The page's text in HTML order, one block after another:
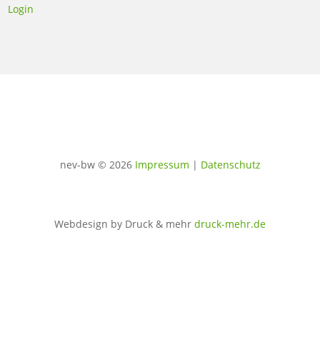
Login
nev-bw © 2026 Impressum | Datenschutz
Webdesign by Druck & mehr druck-mehr.de